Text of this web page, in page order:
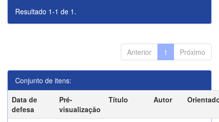
Resultado 1-1 de 1.
Anterior 1 Próximo
Conjunto de itens:
Data de
defesa
Pré-
visualização
Título Autor